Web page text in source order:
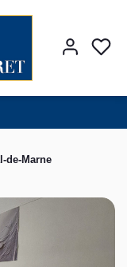
de-Marne